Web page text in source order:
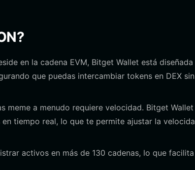
en la cadena EVM, Bitget Wallet está diseñada
que puedas intercambiar tokens en DEX sin
meme a menudo requiere velocidad. Bitget Wallet
tiempo real, lo que te permite ajustar la
activos en más de 130 cadenas, lo que facilita